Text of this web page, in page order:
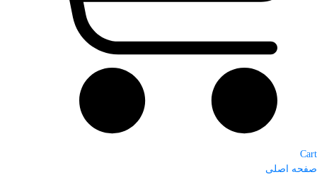
Cart
صفحه اصلی